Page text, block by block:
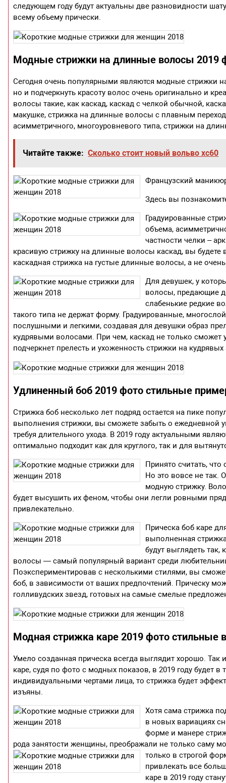
следующем году будут актуальны две разновидности
всему объему прически.
Модные стрижки на длинные волосы 2019
Сегодня очень популярными являются модные стрижки
но и подчеркнуть красоту волос очень оригинально и
волосы такие, как каскад, каскад с челкой обычной,
макушке, стрижка на длинные волосы с плавным
асимметричного, многоуровневого типа, стрижки на
Читайте также: Сколько стоит новый вольво хс60
Французский
Здесь вы
Градуированные
объема,
частности челки –
красивую стрижку на длинные волосы каскад, вы будете
каскадная стрижка на густые длинные волосы, а не
Для девушек, у
волосы, предающие
слабенькие редкие
такого типа не держат форму. Градуированные,
послушными и легкими, создавая для девушки образ
кудрявыми волосами. При чем, каскад не только
подчеркнет прелесть и ухоженность стрижки на кудрявых
Удлиненный боб 2019 фото стильные
Стрижка боб несколько лет подряд остается на пике
выполнения стрижки, вы сможете забыть о ежедневной
требуя длительного ухода. В 2019 году актуальными
оптимально подходит как для круглого, так и для
Принято считать,
Но это вовсе не так.
модную стрижку.
будет высушить их феном, чтобы они легли ровными
привлекательно.
Прическа боб каре
выполненная
будут выглядеть
волосы — самый популярный вариант среди
Поэкспериментировав с несколькими стилями, вы
боб, в зависимости от ваших предпочтений. Прическу
голливудских звезд, готовых на самые смелые
Модная стрижка каре 2019 фото стильные
Умело созданная прическа всегда выглядит хорошо.
каре, судя по фото с модных показов, в 2019 году будет
индивидуальными чертами лица, то стрижка будет
изъяны.
Хотя сама стрижка
в новых вариациях
форме и манере
рода занятости женщины, преображали не только саму
только в строгой
привлекать все
каре в 2019 году